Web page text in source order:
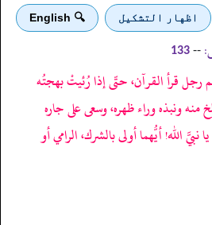
اظهار التشكيل 🔍 English
--
133
قرأ القرآن، حتّى إذا رُئيتْ بهجتُه
منه ونبذه وراء ظهره، وسعى على جاره
الله! أيُّهما أولى بالشرك، الرامي أو